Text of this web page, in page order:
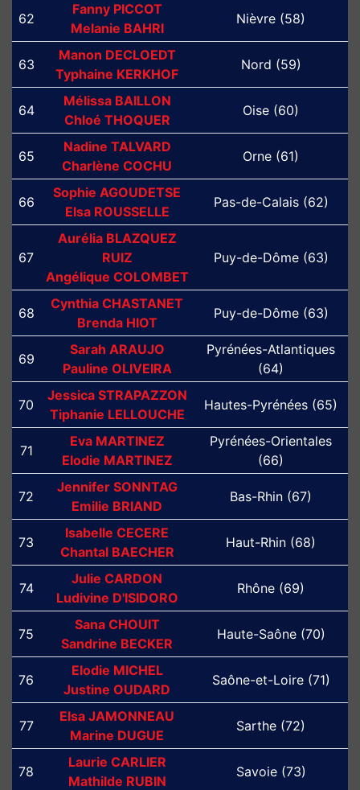
62
Fanny PICCOT
Melanie BAHRI
Nièvre (58)
63
Manon DECLOEDT
Typhaine KERKHOF
Nord (59)
64
Mélissa BAILLON
Chloé THOQUER
Oise (60)
65
Nadine TALVARD
Charlène COCHU
Orne (61)
66
Sophie AGOUDETSE
Elsa ROUSSELLE
Pas-de-Calais (62)
67
Aurélia BLAZQUEZ
RUIZ
Angélique COLOMBET
Puy-de-Dôme (63)
68
Cynthia CHASTANET
Brenda HIOT
Puy-de-Dôme (63)
69
Sarah ARAUJO
Pauline OLIVEIRA
Pyrénées-Atlantiques
(64)
70
Jessica STRAPAZZON
Tiphanie LELLOUCHE
Hautes-Pyrénées (65)
71
Eva MARTINEZ
Elodie MARTINEZ
Pyrénées-Orientales
(66)
72
Jennifer SONNTAG
Emilie BRIAND
Bas-Rhin (67)
73
Isabelle CECERE
Chantal BAECHER
Haut-Rhin (68)
74
Julie CARDON
Ludivine D'ISIDORO
Rhône (69)
75
Sana CHOUIT
Sandrine BECKER
Haute-Saône (70)
76
Elodie MICHEL
Justine OUDARD
Saône-et-Loire (71)
77
Elsa JAMONNEAU
Marine DUGUE
Sarthe (72)
78
Laurie CARLIER
Mathilde RUBIN
Savoie (73)